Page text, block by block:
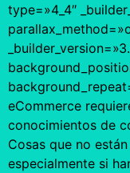
type=»4_4″
eCommerce
conocimientos de
Cosas que no
especialmente si